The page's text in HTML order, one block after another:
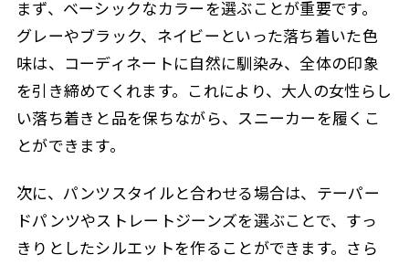
まず、ベーシックなカラーを選ぶことが重要です。
グレーやブラック、ネイビーといった落ち着いた色
味は、コーディネートに自然に馴染み、全体の印象
を引き締めてくれます。これにより、大人の女性らし
い落ち着きと品を保ちながら、スニーカーを履くこ
とができます。
次に、パンツスタイルと合わせる場合は、テーパー
ドパンツやストレートジーンズを選ぶことで、すっ
きりとしたシルエットを作ることができます。さら